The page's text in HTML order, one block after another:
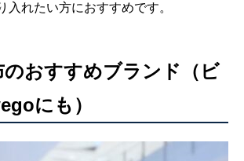
入れたい方におすすめです。
のおすすめブランド（ビ
にも）